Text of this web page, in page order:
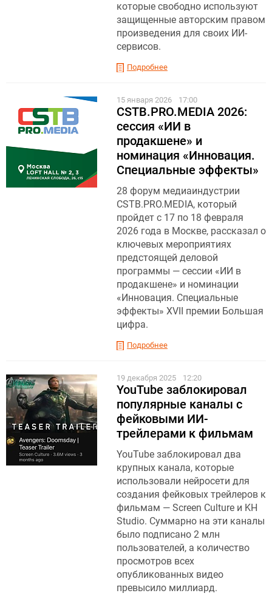
которые свободно используют
защищенные авторским правом
произведения для своих ИИ-
сервисов.
Подробнее
15 января 2026 17:00
CSTB.PRO.MEDIA 2026:
сессия «ИИ в
продакшене» и
номинация «Инновация.
Специальные эффекты»
28 форум медиаиндустрии
CSTB.PRO.MEDIA, который
пройдет с 17 по 18 февраля
2026 года в Москве, рассказал о
ключевых мероприятиях
предстоящей деловой
программы — сессии «ИИ в
продакшене» и номинации
«Инновация. Специальные
эффекты» XVII премии Большая
цифра.
Подробнее
19 декабря 2025 12:20
YouTube заблокировал
популярные каналы с
фейковыми ИИ-
трейлерами к фильмам
YouTube заблокировал два
крупных канала, которые
использовали нейросети для
создания фейковых трейлеров к
фильмам — Screen Culture и KH
Studio. Суммарно на эти каналы
было подписано 2 млн
пользователей, а количество
просмотров всех
опубликованных видео
превысило миллиард.